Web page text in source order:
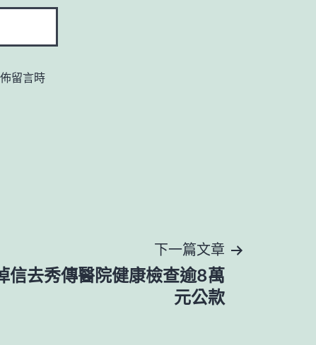
留言時
下一篇文章
信去秀傳醫院健康檢查逾8萬
元公款